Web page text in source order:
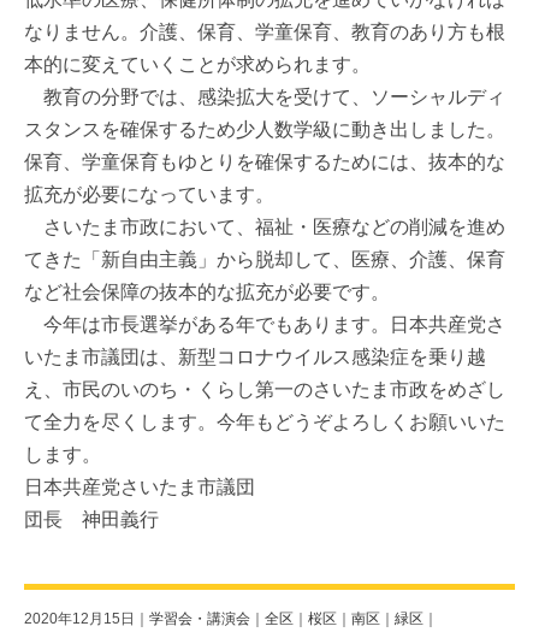
なりません。介護、保育、学童保育、教育のあり方も根
本的に変えていくことが求められます。
教育の分野では、感染拡大を受けて、ソーシャルディ
スタンスを確保するため少人数学級に動き出しました。
保育、学童保育もゆとりを確保するためには、抜本的な
拡充が必要になっています。
さいたま市政において、福祉・医療などの削減を進め
てきた「新自由主義」から脱却して、医療、介護、保育
など社会保障の抜本的な拡充が必要です。
今年は市長選挙がある年でもあります。日本共産党さ
いたま市議団は、新型コロナウイルス感染症を乗り越
え、市民のいのち・くらし第一のさいたま市政をめざし
て全力を尽くします。今年もどうぞよろしくお願いいた
します。
日本共産党さいたま市議団
団長 神田義行
2020年12月15日｜ 学習会・講演会 全区 桜区 南区 緑区